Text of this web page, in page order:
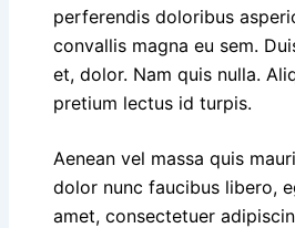
perferendis doloribus
convallis magna eu sem.
et, dolor. Nam quis nulla.
pretium lectus id turpis.
Aenean vel massa quis
dolor nunc faucibus libero,
amet, consectetuer